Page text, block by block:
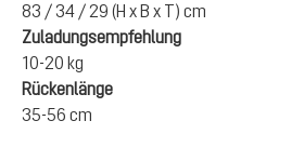
83 / 34 / 29 (H x B x T) cm
Zuladungsempfehlung
10-20 kg
Rückenlänge
35-56 cm